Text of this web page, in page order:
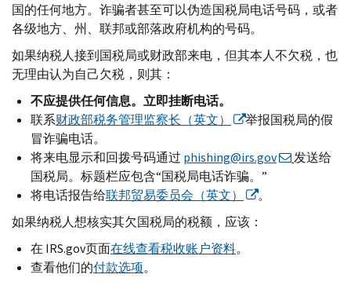
国的任何地方。诈骗者甚至可以伪造国税局电话号码，或者
各级地方、州、联邦或部落政府机构的号码。
如果纳税人接到国税局或财政部来电，但其本人不欠税，也
无理由认为自己欠税，则其：
不应提供任何信息。立即挂断电话。
联系财政部税务管理监察长（英文）
举报国税局的假
冒诈骗电话。
将来电显示和回拨号码通过 phishing@irs.gov
发送给
国税局。标题栏应包含“国税局电话诈骗。”
将电话报告给联邦贸易委员会（英文）
。
如果纳税人想核实其欠国税局的税额，应该：
在 IRS.gov页面在线查看税收账户资料。
查看他们的付款选项。